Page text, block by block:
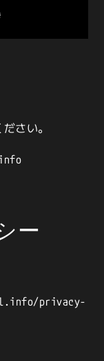
さい。
ー
privacy-